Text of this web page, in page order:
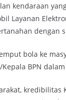
kendaraan
Layanan
dengan
bola ke
BPN
kredibilitas